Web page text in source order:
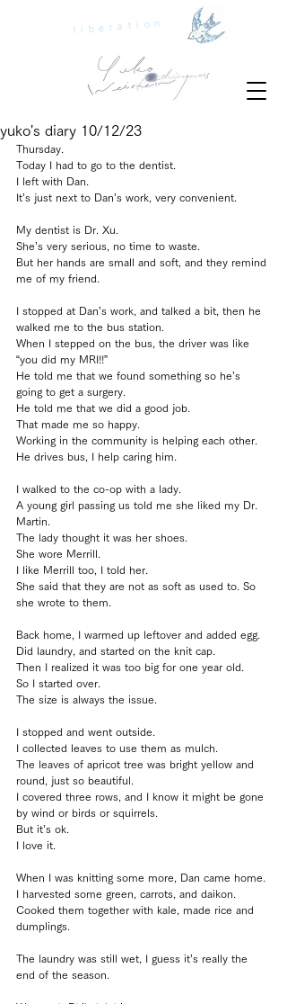
liberation
yuko's diary 10/12/23
Thursday.
Today I had to go to the dentist.
I left with Dan.
It’s just next to Dan’s work, very convenient.
My dentist is Dr. Xu.
She’s very serious, no time to waste.
But her hands are small and soft, and they remind
me of my friend.
I stopped at Dan’s work, and talked a bit, then he
walked me to the bus station.
When I stepped on the bus, the driver was like
“you did my MRI!!”
He told me that we found something so he’s
going to get a surgery.
He told me that we did a good job.
That made me so happy.
Working in the community is helping each other.
He drives bus, I help caring him.
I walked to the co-op with a lady.
A young girl passing us told me she liked my Dr.
Martin.
The lady thought it was her shoes.
She wore Merrill.
I like Merrill too, I told her.
She said that they are not as soft as used to. So
she wrote to them.
Back home, I warmed up leftover and added egg.
Did laundry, and started on the knit cap.
Then I realized it was too big for one year old.
So I started over.
The size is always the issue.
I stopped and went outside.
I collected leaves to use them as mulch.
The leaves of apricot tree was bright yellow and
round, just so beautiful.
I covered three rows, and I know it might be gone
by wind or birds or squirrels.
But it’s ok.
I love it.
When I was knitting some more, Dan came home.
I harvested some green, carrots, and daikon.
Cooked them together with kale, made rice and
dumplings.
The laundry was still wet, I guess it’s really the
end of the season.